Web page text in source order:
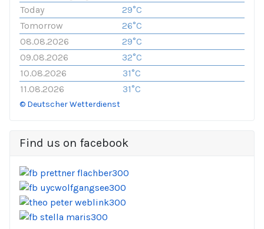
Today
29°C
Tomorrow
26°C
08.08.2026
29°C
09.08.2026
32°C
10.08.2026
31°C
11.08.2026
31°C
© Deutscher Wetterdienst
Find us on facebook